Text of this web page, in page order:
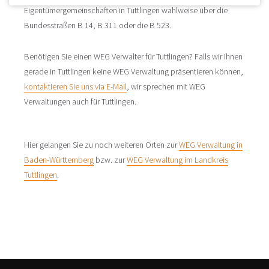
Eigentümergemeinschaften in Tuttlingen wahlweise über die
Bundesstraßen B 14, B 311 oder die B 523.
Benötigen Sie einen WEG Verwalter für Tuttlingen? Falls wir Ihnen
gerade in Tuttlingen keine WEG Verwaltung präsentieren können,
kontaktieren Sie uns via E-Mail, wir sprechen mit WEG
Verwaltungen auch für Tuttlingen.
Hier gelangen Sie zu noch weiteren Orten zurWEG Verwaltung in
Baden-Württemberg bzw. zurWEG Verwaltung im Landkreis
Tuttlingen.